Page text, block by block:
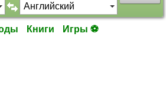
Книги Игры ⚽